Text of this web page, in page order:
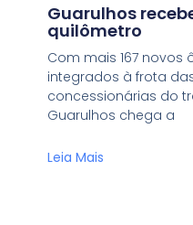
Guarulhos
quilômetro
Com mais 167 novos
integrados à frota
concessionárias do
Guarulhos chega a
Leia Mais